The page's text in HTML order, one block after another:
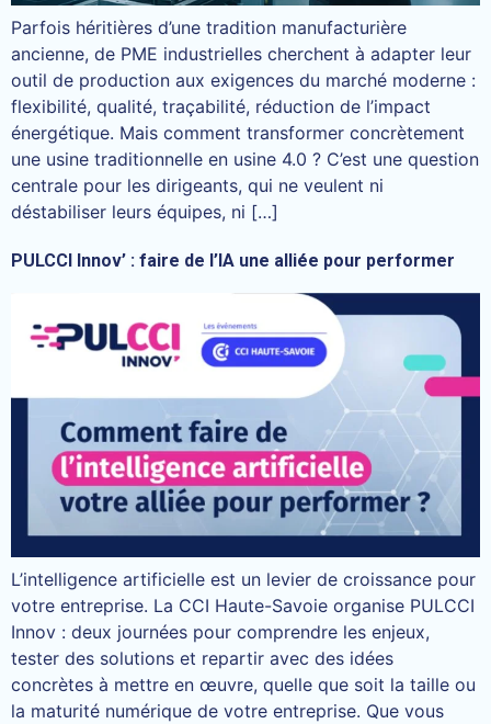
Parfois héritières d’une tradition manufacturière
ancienne, de PME industrielles cherchent à adapter leur
outil de production aux exigences du marché moderne :
flexibilité, qualité, traçabilité, réduction de l’impact
énergétique. Mais comment transformer concrètement
une usine traditionnelle en usine 4.0 ? C’est une question
centrale pour les dirigeants, qui ne veulent ni
déstabiliser leurs équipes, ni […]
PULCCI Innov’ : faire de l’IA une alliée pour performer
L’intelligence artificielle est un levier de croissance pour
votre entreprise. La CCI Haute-Savoie organise PULCCI
Innov : deux journées pour comprendre les enjeux,
tester des solutions et repartir avec des idées
concrètes à mettre en œuvre, quelle que soit la taille ou
la maturité numérique de votre entreprise. Que vous